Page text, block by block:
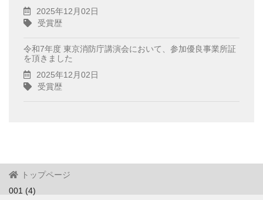
2025年12月02日
受賞歴
令和7年度 東京消防庁講演会において、参加優良事業所証
を頂きました
2025年12月02日
受賞歴
トップページ
001 (4)